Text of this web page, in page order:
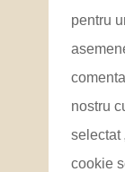
pentru
nostru
selectat
cookie